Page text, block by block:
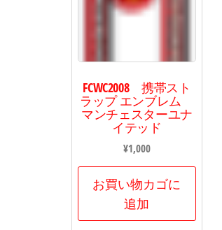
FCWC2008 携帯スト
ラップ エンブレム
マンチェスターユナ
イテッド
¥1,000
お買い物カゴに
追加